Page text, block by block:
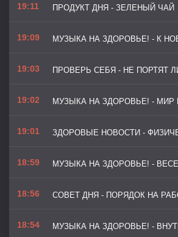
19:11 ПРОДУКТ ДНЯ - ЗЕЛЕНЫЙ ЧАЙ
19:09
19:03
19:02
19:01
18:59
18:56
18:54